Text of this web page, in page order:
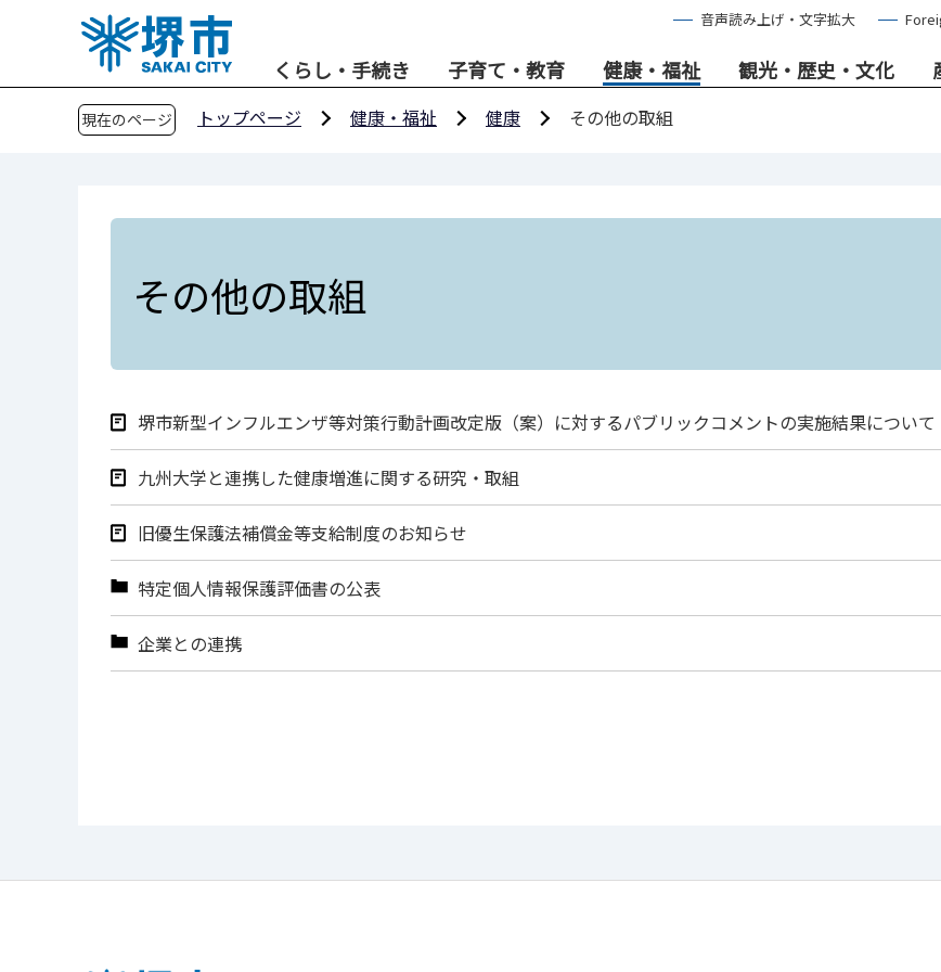
音声読み上げ・文字拡大
くらし・手続き 子育て・教育 健康・福祉 観光・歴史・文化
現在のページ トップページ 健康・福祉 健康 その他の取組
その他の取組
堺市新型インフルエンザ等対策行動計画改定版（案）に対するパブリックコメントの実施結果について
九州大学と連携した健康増進に関する研究・取組
旧優生保護法補償金等支給制度のお知らせ
特定個人情報保護評価書の公表
企業との連携